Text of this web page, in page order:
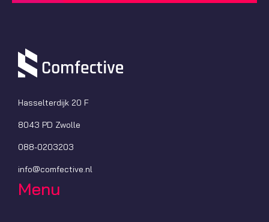
Hasselterdijk 20 F
8043 PD Zwolle
088-0203203
info@comfective.nl
Menu